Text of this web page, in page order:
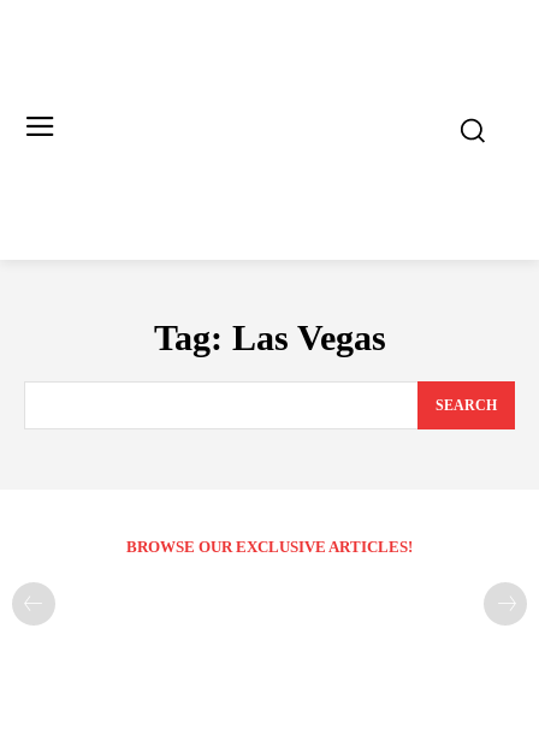
Tag: Las Vegas
SEARCH
BROWSE OUR EXCLUSIVE ARTICLES!